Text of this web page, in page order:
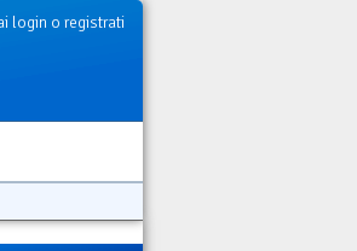
login o registrati